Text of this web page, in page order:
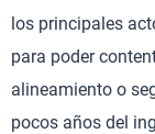
los principales
para poder
alineamiento o
pocos años del